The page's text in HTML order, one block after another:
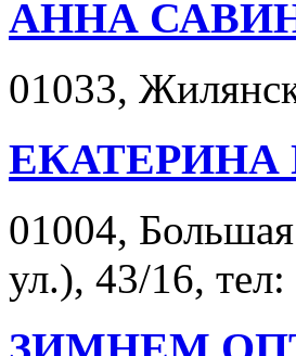
АННА
01033,
01004,
ул.), 43/16, тел: